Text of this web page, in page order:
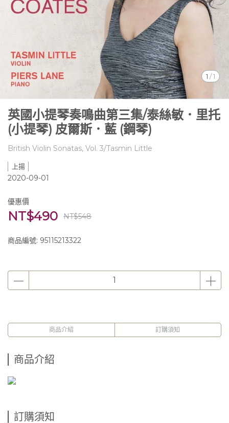
1 /1
英國小提琴奏鳴曲第三集/泰絲敏．里托
(小提琴) 皮爾斯．藍 (鋼琴)
British Violin Sonatas, Vol. 3/Tasmin Little
上揚
2020-09-01
優惠價
NT$490 NT$548
商品編號: 95115213322
商品介紹 訂購須知
商品介紹
訂購須知